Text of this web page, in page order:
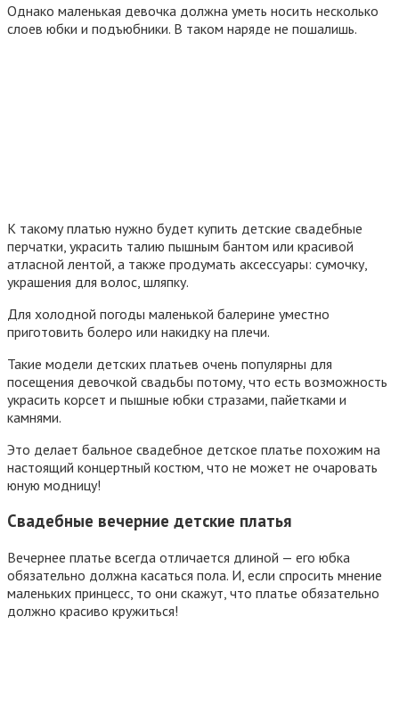
Однако маленькая девочка должна уметь носить несколько
слоев юбки и подъюбники. В таком наряде не пошалишь.
К такому платью нужно будет купить детские свадебные
перчатки, украсить талию пышным бантом или красивой
атласной лентой, а также продумать аксессуары: сумочку,
украшения для волос, шляпку.
Для холодной погоды маленькой балерине уместно
приготовить болеро или накидку на плечи.
Такие модели детских платьев очень популярны для
посещения девочкой свадьбы потому, что есть возможность
украсить корсет и пышные юбки стразами, пайетками и
камнями.
Это делает бальное свадебное детское платье похожим на
настоящий концертный костюм, что не может не очаровать
юную модницу!
Свадебные вечерние детские платья
Вечернее платье всегда отличается длиной — его юбка
обязательно должна касаться пола. И, если спросить мнение
маленьких принцесс, то они скажут, что платье обязательно
должно красиво кружиться!